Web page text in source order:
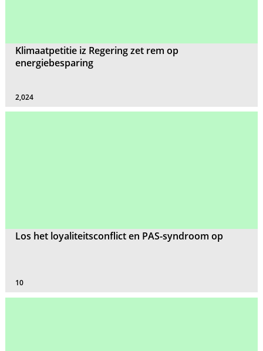
Klimaatpetitie iz Regering zet rem op
energiebesparing
2,024
Los het loyaliteitsconflict en PAS-syndroom op
10